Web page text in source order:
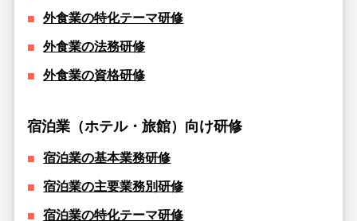
外食業の特化テーマ研修
外食業の法務研修
外食業の資格研修
宿泊業（ホテル・旅館）向け研修
宿泊業の基本業務研修
宿泊業の主要業務別研修
宿泊業の特化テーマ研修